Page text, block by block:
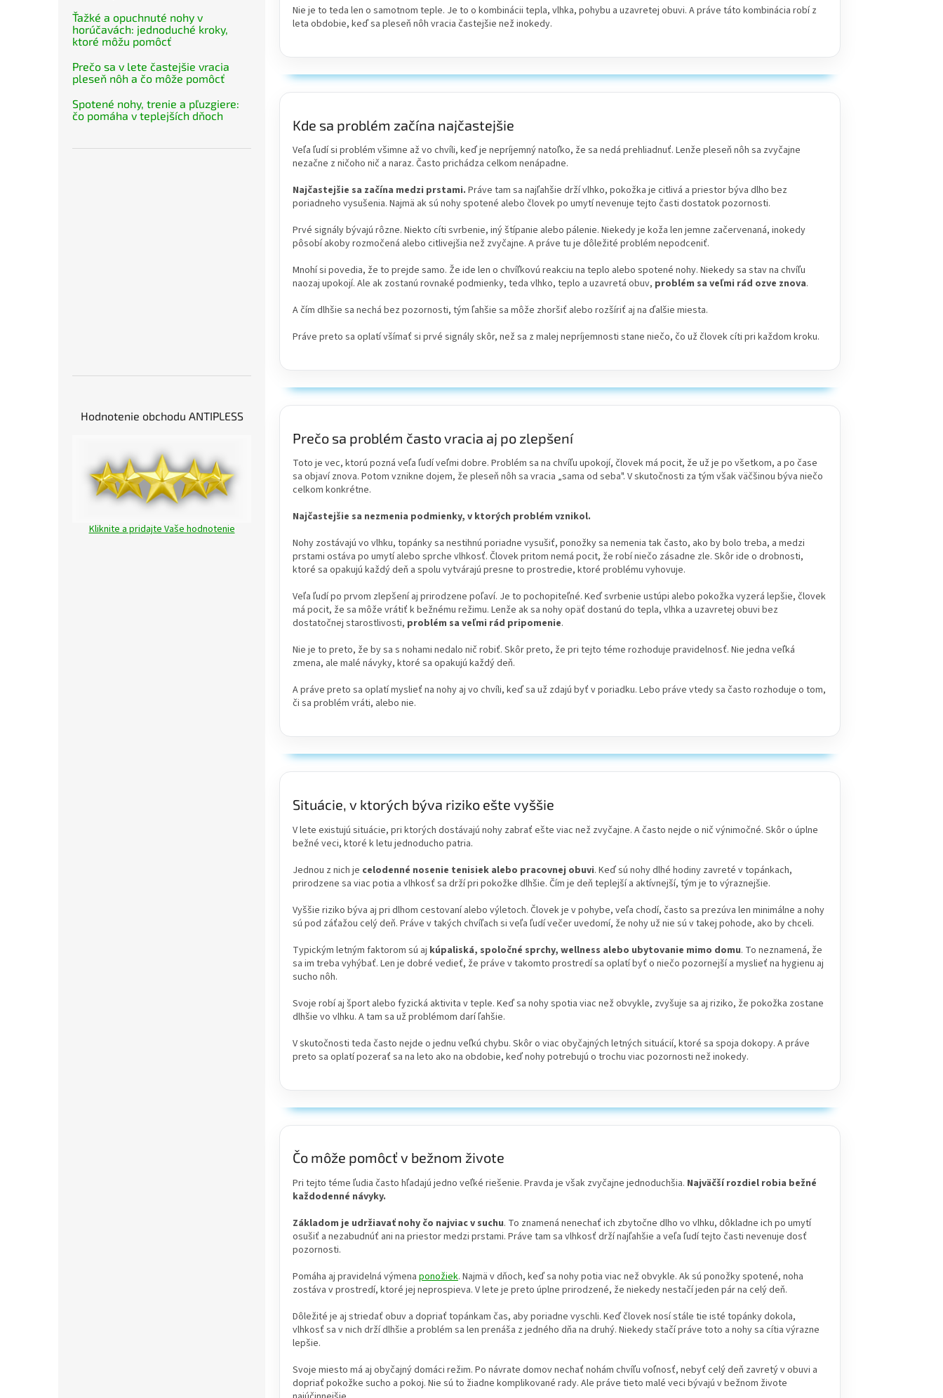
Ťažké a opuchnuté nohy v
horúčavách: jednoduché kroky,
ktoré môžu pomôcť
Prečo sa v lete častejšie vracia
pleseň nôh a čo môže pomôcť
Spotené nohy, trenie a pľuzgiere:
čo pomáha v teplejších dňoch
Hodnotenie obchodu ANTIPLESS
Kliknite a pridajte Vaše hodnotenie
Nie je to teda len o samotnom teple. Je to o kombinácii tepla, vlhka, pohybu a uzavretej obuvi. A práve táto kombinácia robí z
leta obdobie, keď sa pleseň nôh vracia častejšie než inokedy.
Kde sa problém začína najčastejšie
Veľa ľudí si problém všimne až vo chvíli, keď je nepríjemný natoľko, že sa nedá prehliadnuť. Lenže pleseň nôh sa zvyčajne
nezačne z ničoho nič a naraz. Často prichádza celkom nenápadne.
Najčastejšie sa začína medzi prstami. Práve tam sa najľahšie drží vlhko, pokožka je citlivá a priestor býva dlho bez
poriadneho vysušenia. Najmä ak sú nohy spotené alebo človek po umytí nevenuje tejto časti dostatok pozornosti.
Prvé signály bývajú rôzne. Niekto cíti svrbenie, iný štípanie alebo pálenie. Niekedy je koža len jemne začervenaná, inokedy
pôsobí akoby rozmočená alebo citlivejšia než zvyčajne. A práve tu je dôležité problém nepodceniť.
Mnohí si povedia, že to prejde samo. Že ide len o chvíľkovú reakciu na teplo alebo spotené nohy. Niekedy sa stav na chvíľu
naozaj upokojí. Ale ak zostanú rovnaké podmienky, teda vlhko, teplo a uzavretá obuv, problém sa veľmi rád ozve znova.
A čím dlhšie sa nechá bez pozornosti, tým ľahšie sa môže zhoršiť alebo rozšíriť aj na ďalšie miesta.
Práve preto sa oplatí všímať si prvé signály skôr, než sa z malej nepríjemnosti stane niečo, čo už človek cíti pri každom kroku.
Prečo sa problém často vracia aj po zlepšení
Toto je vec, ktorú pozná veľa ľudí veľmi dobre. Problém sa na chvíľu upokojí, človek má pocit, že už je po všetkom, a po čase
sa objaví znova. Potom vznikne dojem, že pleseň nôh sa vracia „sama od seba". V skutočnosti za tým však väčšinou býva niečo
celkom konkrétne.
Najčastejšie sa nezmenia podmienky, v ktorých problém vznikol.
Nohy zostávajú vo vlhku, topánky sa nestihnú poriadne vysušiť, ponožky sa nemenia tak často, ako by bolo treba, a medzi
prstami ostáva po umytí alebo sprche vlhkosť. Človek pritom nemá pocit, že robí niečo zásadne zle. Skôr ide o drobnosti,
ktoré sa opakujú každý deň a spolu vytvárajú presne to prostredie, ktoré problému vyhovuje.
Veľa ľudí po prvom zlepšení aj prirodzene poľaví. Je to pochopiteľné. Keď svrbenie ustúpi alebo pokožka vyzerá lepšie, človek
má pocit, že sa môže vrátiť k bežnému režimu. Lenže ak sa nohy opäť dostanú do tepla, vlhka a uzavretej obuvi bez
dostatočnej starostlivosti, problém sa veľmi rád pripomenie.
Nie je to preto, že by sa s nohami nedalo nič robiť. Skôr preto, že pri tejto téme rozhoduje pravidelnosť. Nie jedna veľká
zmena, ale malé návyky, ktoré sa opakujú každý deň.
A práve preto sa oplatí myslieť na nohy aj vo chvíli, keď sa už zdajú byť v poriadku. Lebo práve vtedy sa často rozhoduje o tom,
či sa problém vráti, alebo nie.
Situácie, v ktorých býva riziko ešte vyššie
V lete existujú situácie, pri ktorých dostávajú nohy zabrať ešte viac než zvyčajne. A často nejde o nič výnimočné. Skôr o úplne
bežné veci, ktoré k letu jednoducho patria.
Jednou z nich je celodenné nosenie tenisiek alebo pracovnej obuvi. Keď sú nohy dlhé hodiny zavreté v topánkach,
prirodzene sa viac potia a vlhkosť sa drží pri pokožke dlhšie. Čím je deň teplejší a aktívnejší, tým je to výraznejšie.
Vyššie riziko býva aj pri dlhom cestovaní alebo výletoch. Človek je v pohybe, veľa chodí, často sa prezúva len minimálne a nohy
sú pod záťažou celý deň. Práve v takých chvíľach si veľa ľudí večer uvedomí, že nohy už nie sú v takej pohode, ako by chceli.
Typickým letným faktorom sú aj kúpaliská, spoločné sprchy, wellness alebo ubytovanie mimo domu. To neznamená, že
sa im treba vyhýbať. Len je dobré vedieť, že práve v takomto prostredí sa oplatí byť o niečo pozornejší a myslieť na hygienu aj
sucho nôh.
Svoje robí aj šport alebo fyzická aktivita v teple. Keď sa nohy spotia viac než obvykle, zvyšuje sa aj riziko, že pokožka zostane
dlhšie vo vlhku. A tam sa už problémom darí ľahšie.
V skutočnosti teda často nejde o jednu veľkú chybu. Skôr o viac obyčajných letných situácií, ktoré sa spoja dokopy. A práve
preto sa oplatí pozerať sa na leto ako na obdobie, keď nohy potrebujú o trochu viac pozornosti než inokedy.
Čo môže pomôcť v bežnom živote
Pri tejto téme ľudia často hľadajú jedno veľké riešenie. Pravda je však zvyčajne jednoduchšia. Najväčší rozdiel robia bežné
každodenné návyky.
Základom je udržiavať nohy čo najviac v suchu. To znamená nenechať ich zbytočne dlho vo vlhku, dôkladne ich po umytí
osušiť a nezabudnúť ani na priestor medzi prstami. Práve tam sa vlhkosť drží najľahšie a veľa ľudí tejto časti nevenuje dosť
pozornosti.
Pomáha aj pravidelná výmena ponožiek. Najmä v dňoch, keď sa nohy potia viac než obvykle. Ak sú ponožky spotené, noha
zostáva v prostredí, ktoré jej neprospieva. V lete je preto úplne prirodzené, že niekedy nestačí jeden pár na celý deň.
Dôležité je aj striedať obuv a dopriať topánkam čas, aby poriadne vyschli. Keď človek nosí stále tie isté topánky dokola,
vlhkosť sa v nich drží dlhšie a problém sa len prenáša z jedného dňa na druhý. Niekedy stačí práve toto a nohy sa cítia výrazne
lepšie.
Svoje miesto má aj obyčajný domáci režim. Po návrate domov nechať nohám chvíľu voľnosť, nebyť celý deň zavretý v obuvi a
dopriať pokožke sucho a pokoj. Nie sú to žiadne komplikované rady. Ale práve tieto malé veci bývajú v bežnom živote